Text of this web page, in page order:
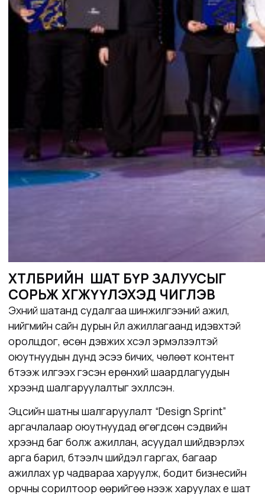
ХӨТӨЛБӨРИЙН ШАТ БҮР ЗАЛУУСЫГ
СОРЬЖ ХӨГЖҮҮЛЭХЭД ЧИГЛЭВ
Эхний шатанд судалгаа шинжилгээний ажил,
нийгмийн сайн дурын үйл ажиллагаанд идэвхтэй
оролцдог, өсөн дэвжих хүсэл эрмэлзэлтэй
оюутнуудын дунд эсээ бичих, чөлөөт контент
бүтээж илгээхгэсэн ерөнхий шаардлагуудын
хүрээнд шалгаруулалтыг эхлүүлсэн.
Эцсийн шатны шалгаруулалт “Design Sprint”
аргачлалаар оюутнуудад өгөгдсөн сэдвийн
хүрээнд баг болж ажиллан, асуудал шийдвэрлэх
арга барил, бүтээлч шийдэл гаргах, багаар
ажиллах ур чадвараа харуулж, бодит бизнесийн
орчны сорилтоор өөрийгөө нээж харуулах үе шат